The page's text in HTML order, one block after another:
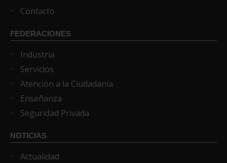
Contacto
FEDERACIONES
Industria
Servicios
Atención a la Ciudadanía
Enseñanza
Seguridad Privada
NOTICIAS
Actualidad